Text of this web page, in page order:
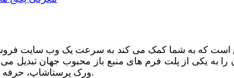
یکی از پلت فرم های منبع باز محبوب جهان تبدیل می
ورک پرستاشاپ، حرفه ای ترین وب سایت های روز جهان را برای شما طراحی می کنیم.